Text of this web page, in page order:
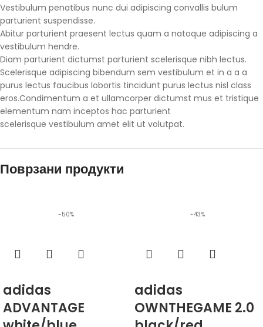
Vestibulum penatibus nunc dui adipiscing convallis bulum
parturient suspendisse.
Abitur parturient praesent lectus quam a natoque adipiscing a
vestibulum hendre.
Diam parturient dictumst parturient scelerisque nibh lectus.
Scelerisque adipiscing bibendum sem vestibulum et in a a a
purus lectus faucibus lobortis tincidunt purus lectus nisl class
eros.Condimentum a et ullamcorper dictumst mus et tristique
elementum nam inceptos hac parturient
scelerisque vestibulum amet elit ut volutpat.
Поврзани продукти
-50%
adidas
ADVANTAGE
-43%
adidas
OWNTHEGAME 2.0